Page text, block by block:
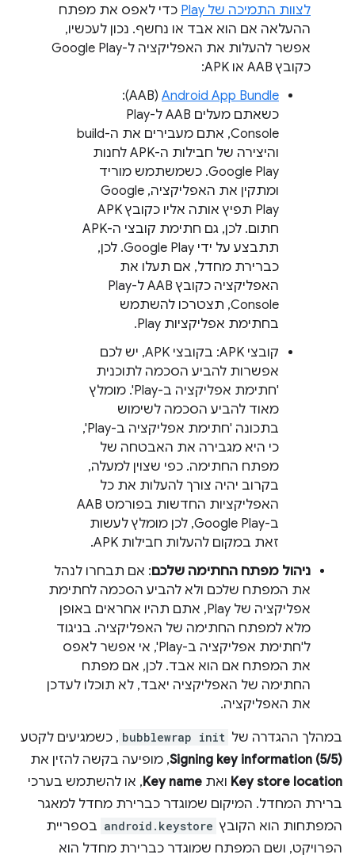
לצוות התמיכה של Play
כדי לאפס את מפתח
ההעלאה אם הוא אבד או נחשף. נכון לעכשיו,
אפשר להעלות את האפליקציה ל-Google Play
כקובץ AAB או APK:
Android App Bundle
‏ (AAB):
כשאתם מעלים AAB ל-Play
Console, אתם מעבירים את ה-build
והיצירה של חבילות ה-APK לחנות
Google Play. כשמשתמש מוריד
ומתקין את האפליקציה, Google
Play תפיץ אותה אליו כקובץ APK
חתום. לכן, גם חתימת קובצי ה-APK
תתבצע על ידי Google Play. לכן,
כברירת מחדל, אם תעלו את
האפליקציה כקובץ AAB ל-Play
Console, תצטרכו להשתמש
בחתימת אפליקציות Play.
קובצי APK: בקובצי APK, יש לכם
אפשרות להביע הסכמה לתוכנית
'חתימת אפליקציה ב-Play'. מומלץ
מאוד להביע הסכמה לשימוש
בתכונה 'חתימת אפליקציה ב-Play',
כי היא מגבירה את האבטחה של
מפתח החתימה. כפי שצוין למעלה,
בקרוב יהיה צורך להעלות את כל
האפליקציות החדשות בפורמט AAB
ב-Google Play, לכן מומלץ לעשות
זאת במקום להעלות חבילות APK.
ניהול מפתח החתימה שלכם: אם תבחרו לנהל
את המפתח שלכם ולא להביע הסכמה לחתימת
אפליקציה של Play, אתם תהיו אחראים באופן
מלא למפתח החתימה של האפליקציה. בניגוד
ל'חתימת אפליקציה ב-Play', אי אפשר לאפס
את המפתח אם הוא אבד. לכן, אם מפתח
החתימה של האפליקציה יאבד, לא תוכלו לעדכן
את האפליקציה.
במהלך ההגדרה של bubblewrap init , כשמגיעים לקטע
Signing key information (5/5), מופיעה בקשה להזין את
Key store location ואת Key name, או להשתמש בערכי
ברירת המחדל. המיקום שמוגדר כברירת מחדל למאגר
המפתחות הוא הקובץ android.keystore בספריית
הפרויקט, ושם המפתח שמוגדר כברירת מחדל הוא